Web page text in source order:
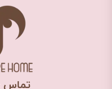
​تماس